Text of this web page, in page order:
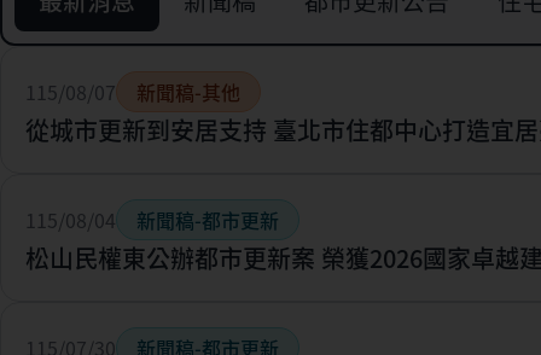
115/08/07 新聞稿-其他
從城市更新到安居支持 臺北市住都中心打造宜
115/08/04 新聞稿-都市更新
松山民權東公辦都市更新案 榮獲2026國家卓越
115/07/30 新聞稿-都市更新